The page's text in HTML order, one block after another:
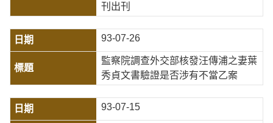
刊出刊
93-07-26
監察院調查外交部核發汪傳浦之妻葉
秀貞文書驗證是否涉有不當乙案
93-07-15